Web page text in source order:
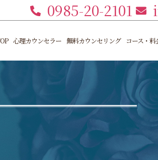
0985-20-2101
心理カウンセラー 無料カウンセリング コース・料